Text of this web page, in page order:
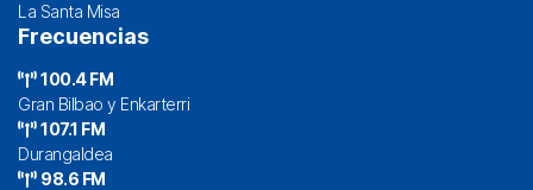
La Santa Misa
Frecuencias
100.4 FM
Gran Bilbao y Enkarterri
107.1 FM
Durangaldea
98.6 FM